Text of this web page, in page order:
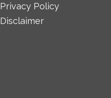
Privacy Policy
Disclaimer